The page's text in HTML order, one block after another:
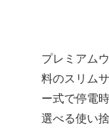
プレミアム
料のスリム
ー式で停電
選べる使い